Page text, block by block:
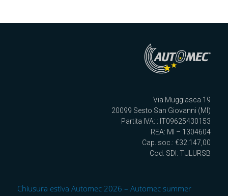
Via Muggiasca 19
20099 Sesto San Giovanni (MI)
Partita IVA: : IT09625430153
REA: MI – 1304604
Cap. soc.: €32.147,00
Cod. SDI: TULURSB
Chiusura estiva Automec 2026 – Automec summer